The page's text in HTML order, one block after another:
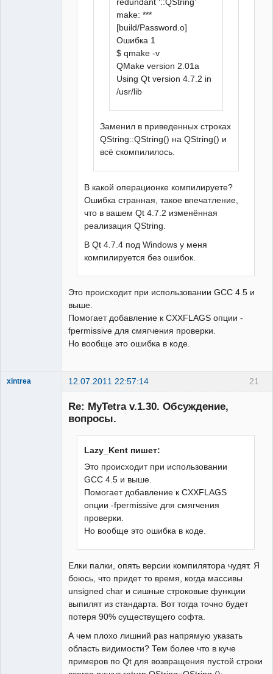
make: ***
[build/Password.o]
Ошибка 1
$ qmake -v
QMake version 2.01a
Using Qt version 4.7.2 in
/usr/lib
Заменил в приведенных строках
QString::QString() на QString() и
всё скомпилилось.
В какой операционке компилируете?
Ошибка странная, такое впечатление,
что в вашем Qt 4.7.2 изменённая
реализация QString.
В Qt 4.7.4 под Windows у меня
компилируется без ошибок.
Это происходит при использовании GCC 4.5 и
выше.
Помогает добавление к CXXFLAGS опции -
fpermissive для смягчения проверки.
Но вообще это ошибка в коде.
21
xintrea 12.07.2011 22:57:14
Re: MyTetra v.1.30. Обсуждение,
вопросы.
Lazy_Kent пишет:
Это происходит при использовании
GCC 4.5 и выше.
Помогает добавление к CXXFLAGS
опции -fpermissive для смягчения
проверки.
Но вообще это ошибка в коде.
Елки палки, опять версии компилятора чудят. Я
боюсь, что придет то время, когда массивы
unsigned char и сишные строковые функции
выпилят из стандарта. Вот тогда точно будет
потеря 90% существущего софта.
А чем плохо лишний раз напрямую указать
область видимости? Тем более что в куче
примеров по Qt для возвращения пустой строки